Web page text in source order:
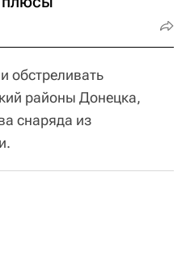
обстреливать
районы Донецка,
снаряда из